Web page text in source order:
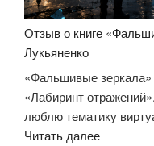
Отзыв о книге
Лукьяненко
«Фальшивые
«Лабиринт
люблю тематику
Читать далее«Отзыв